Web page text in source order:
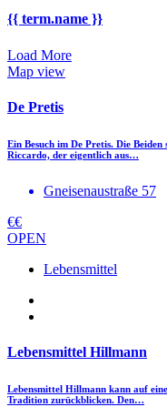
{{ term.name }}
Load More
Map view
De Pretis
Ein Besuch im De Pretis. Die
Riccardo, der eigentlich aus…
Gneisenaustraße 57
€€
OPEN
Lebensmittel
Lebensmittel Hillmann
Lebensmittel Hillmann kann auf
Tradition zurückblicken. Den…